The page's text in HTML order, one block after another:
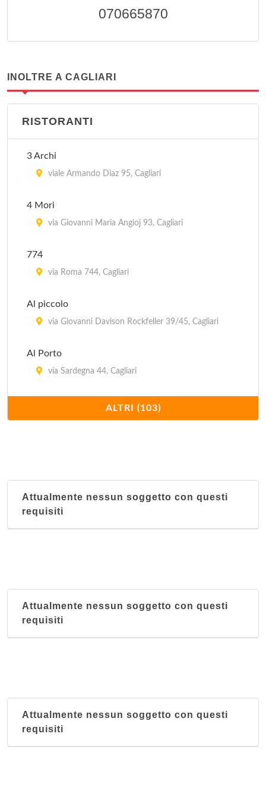
070665870
INOLTRE A CAGLIARI
RISTORANTI
3 Archi
viale Armando Diaz 95, Cagliari
4 Mori
via Giovanni Maria Angioj 93, Cagliari
774
via Roma 744, Cagliari
Al piccolo
via Giovanni Davison Rockfeller 39/45, Cagliari
Al Porto
via Sardegna 44, Cagliari
piazza Di San Giacomo 2, Cagliari
Antica Casa Marini
Macchiareddu
ALTRI (103)
Attualmente nessun soggetto con questi
requisiti
Attualmente nessun soggetto con questi
requisiti
Attualmente nessun soggetto con questi
requisiti